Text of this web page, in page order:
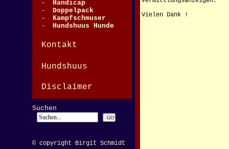
-
Handicap
-
Doppelpack
-
Kampfschmuser
-
Hundshuus Hunde
Kontakt
Hundshuus
Disclaimer
Suchen
© copyright Birgit Schmidt
Vielen Dank !